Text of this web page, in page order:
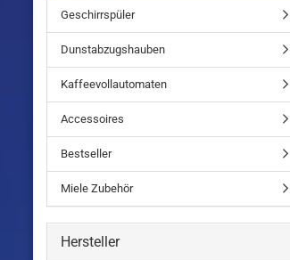
Geschirrspüler
Dunstabzugshauben
Kaffeevollautomaten
Accessoires
Bestseller
Miele Zubehör
Hersteller